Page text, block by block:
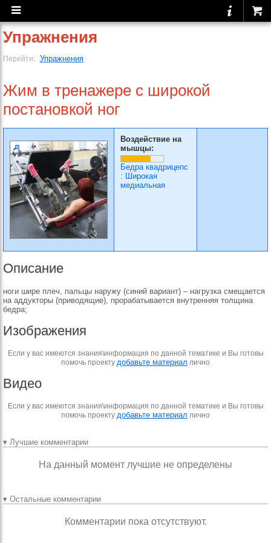
Упражнения
Перейти: Упражнения
Жим в тренажере с широкой
постановкой ног
Воздействие на
мышцы:
Бедра квадрицепс
: Широкая
медиальная
Описание
ноги шире плеч, пальцы наружу (синий вариант) – нагрузка смещается
на аддукторы (приводящие), прорабатывается внутренняя толщина
бедра;
Изображения
Если у вас имеются знания\информация по данной тематике и Вы готовы
помочь проекту добавьте материал лично
Видео
Если у вас имеются знания\информация по данной тематике и Вы готовы
помочь проекту добавьте материал лично
▾ Лучшие комментарии
На данный момент лучшие не определены
▾ Остальные комментарии
Комментарии пока отсутствуют.